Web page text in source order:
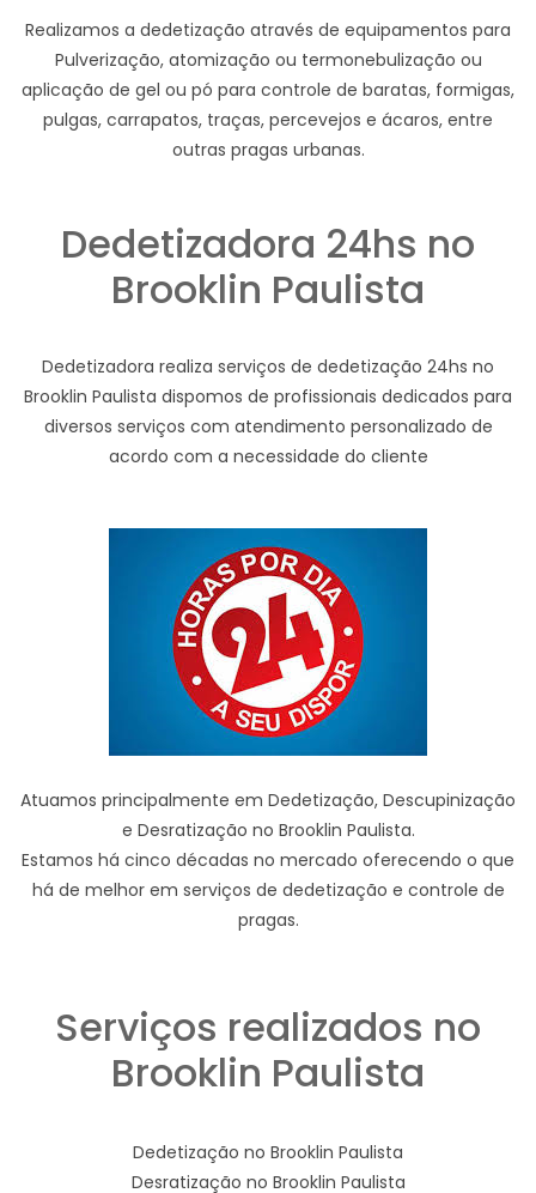
Realizamos a dedetização através de equipamentos para
Pulverização, atomização ou termonebulização ou
aplicação de gel ou pó para controle de baratas, formigas,
pulgas, carrapatos, traças, percevejos e ácaros, entre
outras pragas urbanas.
Dedetizadora 24hs no
Brooklin Paulista
Dedetizadora realiza serviços de dedetização 24hs no
Brooklin Paulista dispomos de profissionais dedicados para
diversos serviços com atendimento personalizado de
acordo com a necessidade do cliente
Atuamos principalmente em Dedetização, Descupinização
e Desratização no Brooklin Paulista.
Estamos há cinco décadas no mercado oferecendo o que
há de melhor em serviços de dedetização e controle de
pragas.
Serviços realizados no
Brooklin Paulista
Dedetização no Brooklin Paulista
Desratização no Brooklin Paulista